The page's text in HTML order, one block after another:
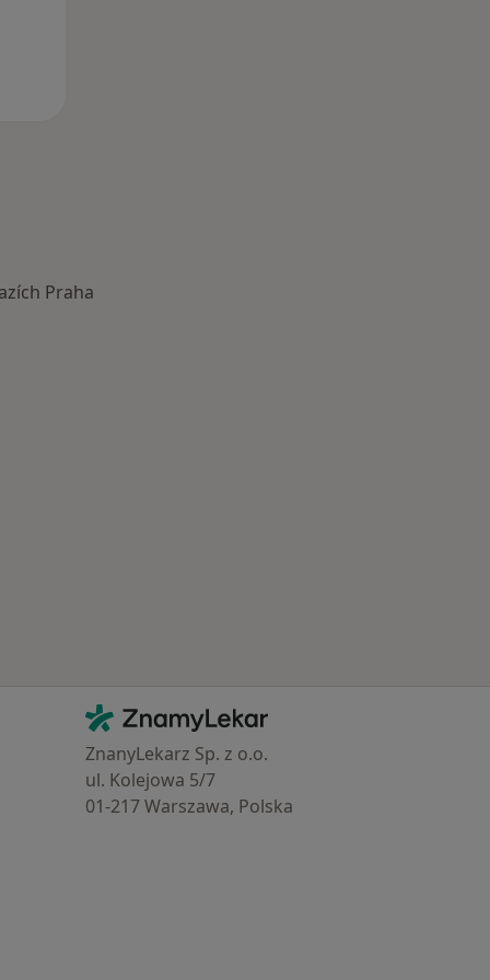
Praha
Kontakt
ZnamyLekar - Hlavní stránka
ZnanyLekarz Sp. z o.o.
ul. Kolejowa 5/7
01-217 Warszawa, Polska